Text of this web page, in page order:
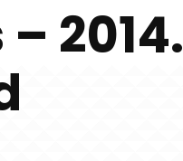
2014.